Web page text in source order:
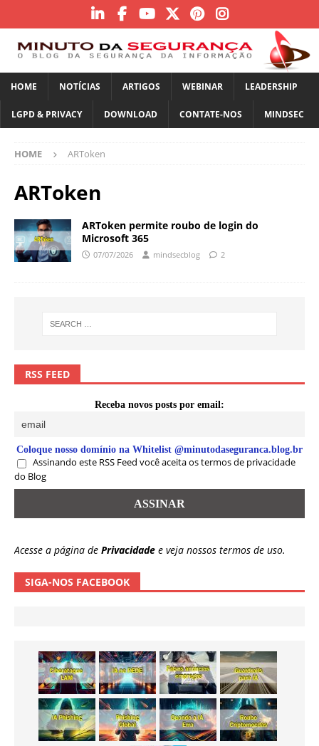
HOME NOTÍCIAS ARTIGOS WEBINAR LEADERSHIP
LGPD & PRIVACY DOWNLOAD CONTATE-NOS MINDSEC
HOME ARToken
ARToken
ARToken permite roubo de login do
Microsoft 365
07/07/2026 mindsecblog 2
RSS FEED
Receba novos posts por email:
Coloque nosso domínio na Whitelist @minutodaseguranca.blog.br
Assinando este RSS Feed você aceita os termos de privacidade
do Blog
Acesse a página de Privacidade e veja nossos termos de uso.
SIGA-NOS FACEBOOK